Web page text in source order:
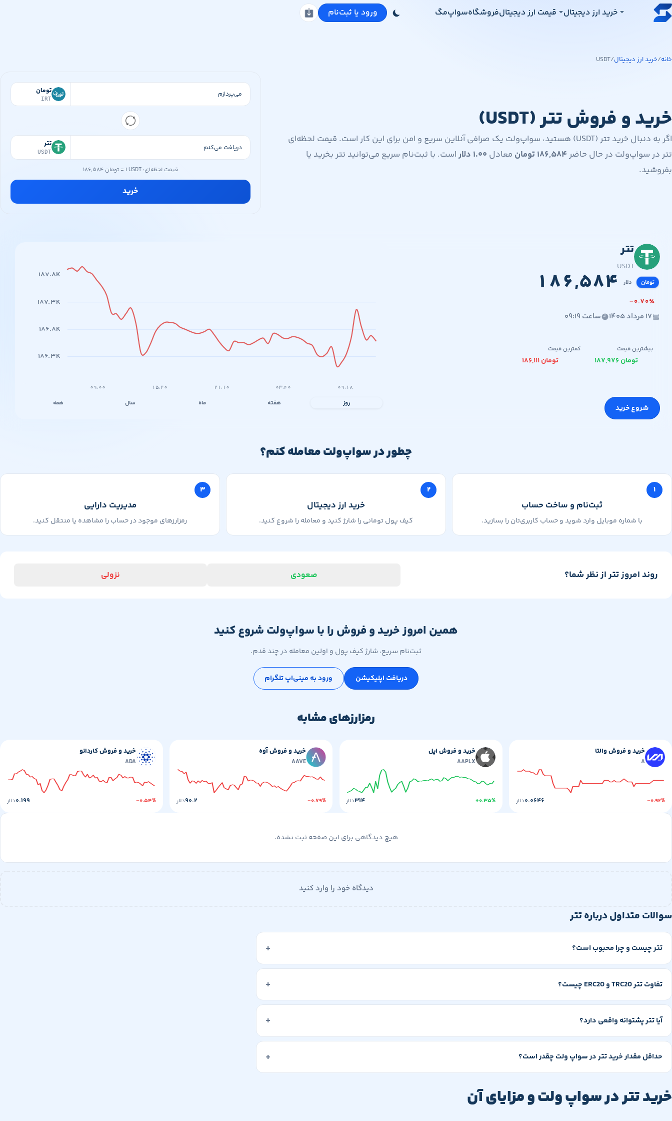
پرش به محتوای اصلیخرید ارز دیجیتال قیمت ارز دیجیتالفروشگاهسواپ‌مگ ورود یا ثبت‌نام
دانلود اپلیکیشن
خانه/خرید ارز دیجیتال/
USDT
خرید و فروش تتر (USDT)
اگر به دنبال خرید تتر (USDT) هستید، سواپ‌ولت یک صرافی آنلاین سریع و امن برای این کار است. قیمت لحظه‌ای
تتر در سواپ‌ولت در حال حاضر ۱۸۶,۵۸۴ تومان معادل ۱.۰۰ دلاراست. با ثبت‌نام سریع می‌توانید تتر بخرید یا
بفروشید.
تومان
IRT
تتر
USDT
قیمت لحظه‌ای: ۱ USDT =۱۸۶,۵۸۴ تومان
خرید
تتر
USDT
تومان
دلار ۱ ۸۶,۵۸۴
−۰.۷۰٪
۱۷ مرداد ۱۴۰۵ ساعت ۰۹:۱۹
۱۸۶,۵۸۴
۱.۰۰
۱۸۷.۸K
۱۸۷.۳K
۱۸۶.۸K
۱۸۶.۳K
۰۹:۰۰ ۱۵:۲۰ ۲۱:۱۰ ۰۳:۴۰ ۰۹:۱۸
روز هفته ماه سال همه
بیشترین قیمت
۱۸۷,۹۷۶ تومان
کمترین قیمت
۱۸۶,۱۱۱ تومان
شروع خرید
چطور در سواپ‌ولت معامله کنم؟
۱
ثبت‌نام و ساخت حساب
با شماره موبایل وارد شوید و حساب کاربری‌تان را بسازید.
۲
خرید ارز دیجیتال
کیف پول تومانی را شارژ کنید و معامله را شروع کنید.
۳
مدیریت دارایی
رمزارزهای موجود در حساب را مشاهده یا منتقل کنید.
روند امروز تتر از نظر شما؟ صعودی نزولی
همین امروز خرید و فروش را با سواپ‌ولت شروع کنید
ثبت‌نام سریع، شارژ کیف پول و اولین معامله در چند قدم.
دریافت اپلیکیشن ورود به مینی‌اپ تلگرام
رمزارزهای مشابه
خرید و فروش والتا
A
-۰.۹۲% ۰.۰۶۴۶دلار
خرید و فروش اپل
AAPLX
+۰.۳۵% ۳۱۴دلار
خرید و فروش آوه
AAVE
-۰.۷۹% ۹۰.۲دلار
خرید و فروش کاردانو
ADA
-۰.۵۴% ۰.۱۹۹دلار
هیچ دیدگاهی برای این صفحه ثبت نشده.
دیدگاه خود را وارد کنید
سوالات متداول درباره تتر
تتر چیست و چرا محبوب است؟
تفاوت تتر TRC20 و ERC20 چیست؟
آیا تتر پشتوانه واقعی دارد؟
حداقل مقدار خرید تتر در سواپ ولت چقدر است؟
خرید تتر در سواپ ولت و مزایای آن